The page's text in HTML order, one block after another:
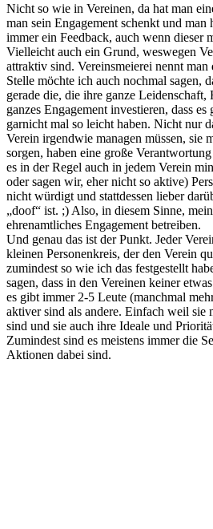
Nicht so wie in Vereinen, da hat man
man sein Engagement schenkt und man
immer ein Feedback, auch wenn dieser
Vielleicht auch ein Grund, weswegen
attraktiv sind. Vereinsmeierei nennt
Stelle möchte ich auch nochmal sagen,
gerade die, die ihre ganze
ganzes Engagement investieren, dass es
garnicht mal so leicht haben. Nicht nur
Verein irgendwie managen müssen, sie
sorgen, haben eine große
es in der Regel auch in jedem Verein
oder sagen wir, eher nicht so aktive)
nicht würdigt und stattdessen lieber
„doof“ ist. ;) Also, in diesem Sinne,
ehrenamtliches Engagement betreiben.
Und genau das ist der Punkt. Jeder
kleinen Personenkreis, der den Verein
zumindest so wie ich das festgestellt
sagen, dass in den Vereinen keiner
es gibt immer 2-5 Leute (manchmal
aktiver sind als andere. Einfach weil sie
sind und sie auch ihre Ideale und
Zumindest sind es meistens immer die
Aktionen dabei sind.